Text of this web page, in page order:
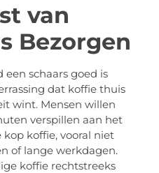
van
Bezorgen
schaars goed is
dat koffie thuis
wint. Mensen willen
verspillen aan het
koffie, vooral niet
of lange werkdagen.
koffie rechtstreeks